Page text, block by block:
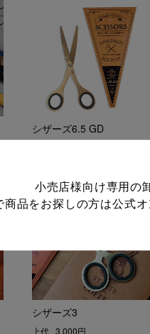
小売店様向け専用の
商品をお探しの方は公式
シザーズ6.5 GD
シザーズ3
上代 3,000円